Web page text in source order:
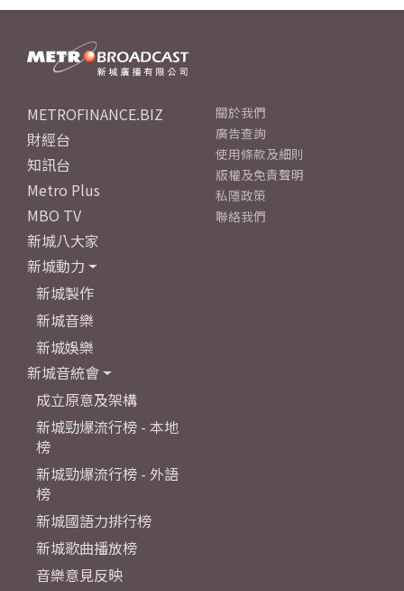
METROFINANCE.BIZ
財經台
知訊台
Metro Plus
MBO TV
新城八大家
新城動力
新城製作
新城音樂
新城娛樂
新城音統會
成立原意及架構
新城勁爆流行榜 - 本地
榜
新城勁爆流行榜 - 外語
榜
新城國語力排行榜
新城歌曲播放榜
音樂意見反映
關於我們
廣告查詢
使用條款及細則
版權及免責聲明
私隱政策
聯絡我們